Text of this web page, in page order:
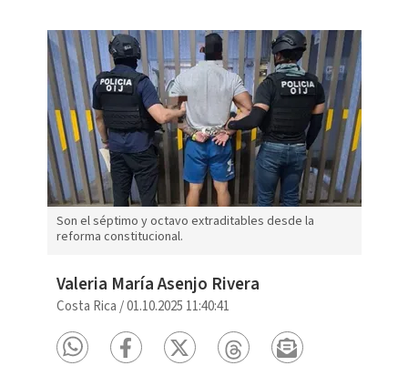
Son el séptimo y octavo extraditables desde la
reforma constitucional.
Valeria María Asenjo Rivera
Costa Rica /01.10.2025 11:40:41